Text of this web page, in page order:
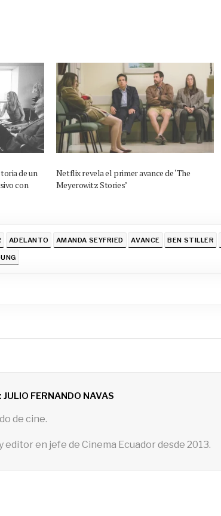
de un
con
Netflix revela el primer avance de ‘The
Meyerowitz Stories’
ADELANTO AMANDA SEYFRIED AVANCE BEN STILLER
JULIO FERNANDO NAVAS
de cine.
editor en jefe de Cinema Ecuador desde 2013.